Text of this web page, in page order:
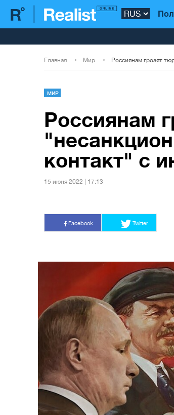
Главная Мир
МИР
Россиянам
контакт" с
15 июня 2022 | 17:13
Facebook Twitter